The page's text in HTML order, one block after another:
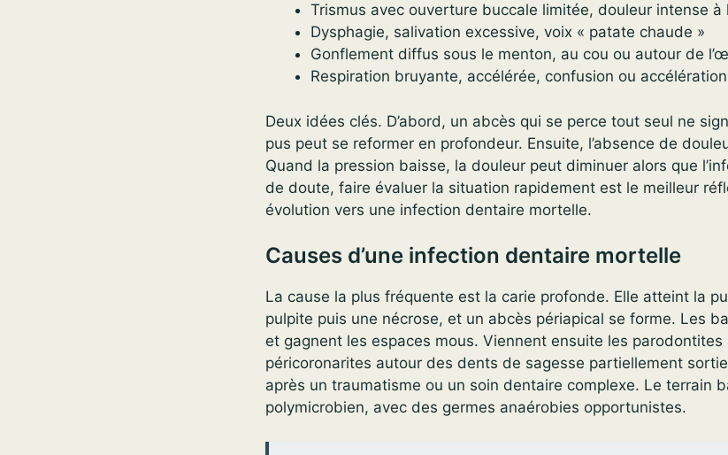
Trismus avec ouverture buccale limitée, douleur intense à
Dysphagie, salivation excessive, voix « patate chaude »
Gonflement diffus sous le menton, au cou ou autour de
Respiration bruyante, accélérée, confusion ou
Deux idées clés. D’abord, un abcès qui se perce tout seul ne
pus peut se reformer en profondeur. Ensuite, l’absence de
Quand la pression baisse, la douleur peut diminuer alors que
de doute, faire évaluer la situation rapidement est le meilleur
évolution vers une infection dentaire mortelle.
Causes d’une infection dentaire mortelle
La cause la plus fréquente est la carie profonde. Elle atteint la
pulpite puis une nécrose, et un abcès périapical se forme. Les
et gagnent les espaces mous. Viennent ensuite les parodontites
péricoronarites autour des dents de sagesse partiellement
après un traumatisme ou un soin dentaire complexe. Le terrain
polymicrobien, avec des germes anaérobies opportunistes.